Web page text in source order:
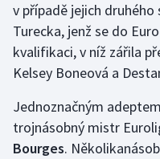
v případě jejich druhého
Turecka, jenž se do
kvalifikaci, v níž zářila
Kelsey Boneová a
Jednoznačným
trojnásobný mistr
Bourges.